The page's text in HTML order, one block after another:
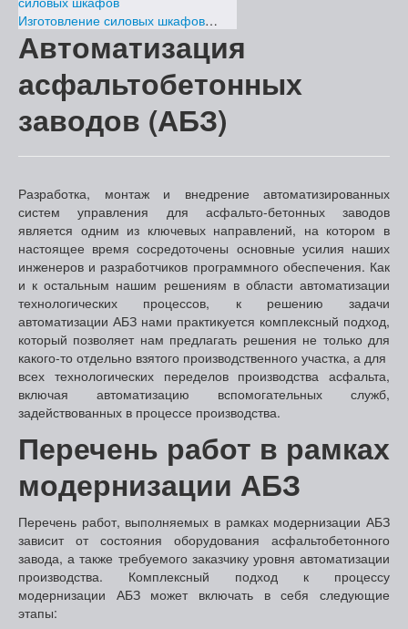
Изготовление силовых шкафов…
Автоматизация
асфальтобетонных
заводов (АБЗ)
Разработка, монтаж и внедрение автоматизированных
систем управления для асфальто-бетонных заводов
является одним из ключевых направлений, на котором в
настоящее время сосредоточены основные усилия наших
инженеров и разработчиков программного обеспечения. Как
и к остальным нашим решениям в области автоматизации
технологических процессов, к решению задачи
автоматизации АБЗ нами практикуется комплексный подход,
который позволяет нам предлагать решения не только для
какого-то отдельно взятого производственного участка, а для
всех технологических переделов производства асфальта,
включая автоматизацию вспомогательных служб,
задействованных в процессе производства.
Перечень работ в рамках
модернизации АБЗ
Перечень работ, выполняемых в рамках модернизации АБЗ
зависит от состояния оборудования асфальтобетонного
завода, а также требуемого заказчику уровня автоматизации
производства. Комплексный подход к процессу
модернизации АБЗ может включать в себя следующие
этапы: